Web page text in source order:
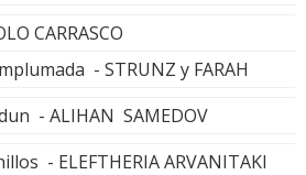
CARRASCO
- STRUNZ y FARAH
- ALIHAN SAMEDOV
- ELEFTHERIA ARVANITAKI